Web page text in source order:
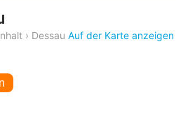
Nacht
€
› Dessau Auf der Karte anzeigen